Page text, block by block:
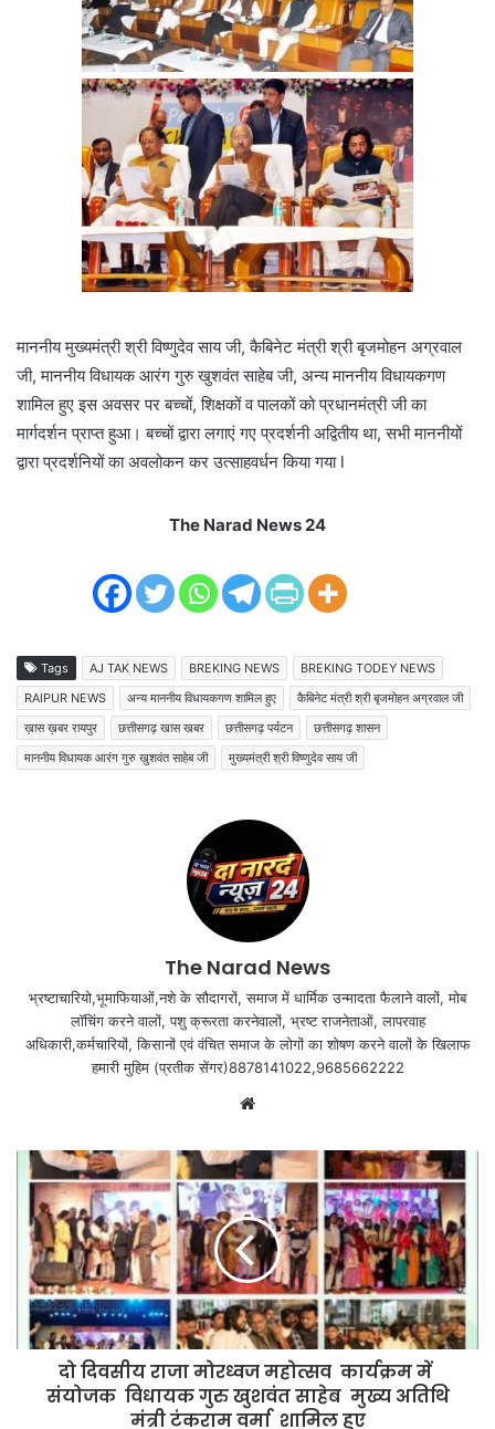
माननीय मुख्यमंत्री श्री विष्णुदेव साय जी, कैबिनेट मंत्री श्री बृजमोहन अग्रवाल
जी, माननीय विधायक आरंग गुरु खुशवंत साहेब जी, अन्य माननीय विधायकगण
शामिल हुए इस अवसर पर बच्चों, शिक्षकों व पालकों को प्रधानमंत्री जी का
मार्गदर्शन प्राप्त हुआ। बच्चों द्वारा लगाएं गए प्रदर्शनी अद्वितीय था, सभी माननीयों
द्वारा प्रदर्शनियों का अवलोकन कर उत्साहवर्धन किया गया l
The Narad News 24
Tags AJ TAK NEWS BREKING NEWS
BREKING TODEY NEWS
RAIPUR NEWS
अन्य माननीय विधायकगण शामिल हुए
कैबिनेट मंत्री श्री बृजमोहन अग्रवाल जी
ख़ास ख़बर रायपुर
छत्तीसगढ़ खास खबर छत्तीसगढ़ पर्यटन
छत्तीसगढ़ शासन
माननीय विधायक आरंग गुरु खुशवंत साहेब जी
मुख्यमंत्री श्री विष्णुदेव साय जी
The Narad News
भ्रष्टाचारियो,भूमाफियाओं,नशे के सौदागरों, समाज में धार्मिक उन्मादता फैलाने वालों, मोब
लॉचिंग करने वालों, पशु क्रूरता करनेवालों, भ्रष्ट राजनेताओं, लापरवाह
अधिकारी,कर्मचारियों, किसानों एवं वंचित समाज के लोगों का शोषण करने वालों के खिलाफ
हमारी मुहिम (प्रतीक सेंगर)8878141022,9685662222
Website
दो दिवसीय राजा मोरध्वज महोत्सव कार्यक्रम में
संयोजक विधायक गुरु खुशवंत साहेब मुख्य अतिथि
मंत्री टंकराम वर्मा शामिल हुए